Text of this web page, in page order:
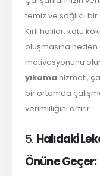
temiz ve sağlıklı
Kirli halılar, kötü
oluşmasına neden
motivasyonunu
yıkama hizmeti,
bir ortamda
verimliliğini artırır.
5. Halıdaki
Önüne Geçer: